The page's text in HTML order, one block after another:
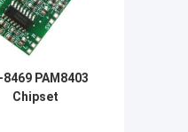
8469 PAM8403
Chipset